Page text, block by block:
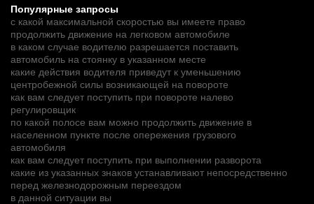
Популярные запросы
с какой максимальной скоростью вы имеете право
продолжить движение на легковом автомобиле
в каком случае водителю разрешается поставить
автомобиль на стоянку в указанном месте
какие действия водителя приведут к уменьшению
центробежной силы возникающей на повороте
как вам следует поступить при повороте налево
регулировщик
по какой полосе вам можно продолжить движение в
населенном пункте после опережения грузового
автомобиля
как вам следует поступить при выполнении разворота
какие из указанных знаков устанавливают непосредственно
перед железнодорожным переездом
в данной ситуации вы